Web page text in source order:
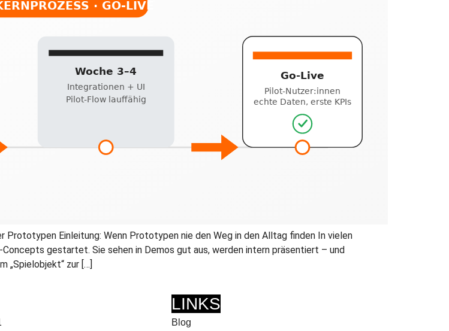
Einleitung: Wenn Prototypen nie den Weg in den Alltag finden In vielen
gestartet. Sie sehen in Demos gut aus, werden intern präsentiert – und
„Spielobjekt“ zur […]
LINKS
Blog